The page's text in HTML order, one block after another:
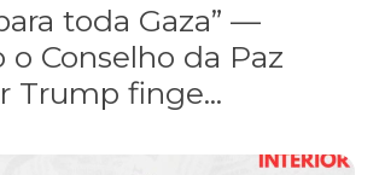
toda Gaza” —
Conselho da Paz
Trump finge...
de jornais e revistas do interior